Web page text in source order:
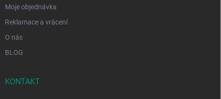
Moje objednávka
Reklamace a vrácení
O nás
BLOG
KONTAKT